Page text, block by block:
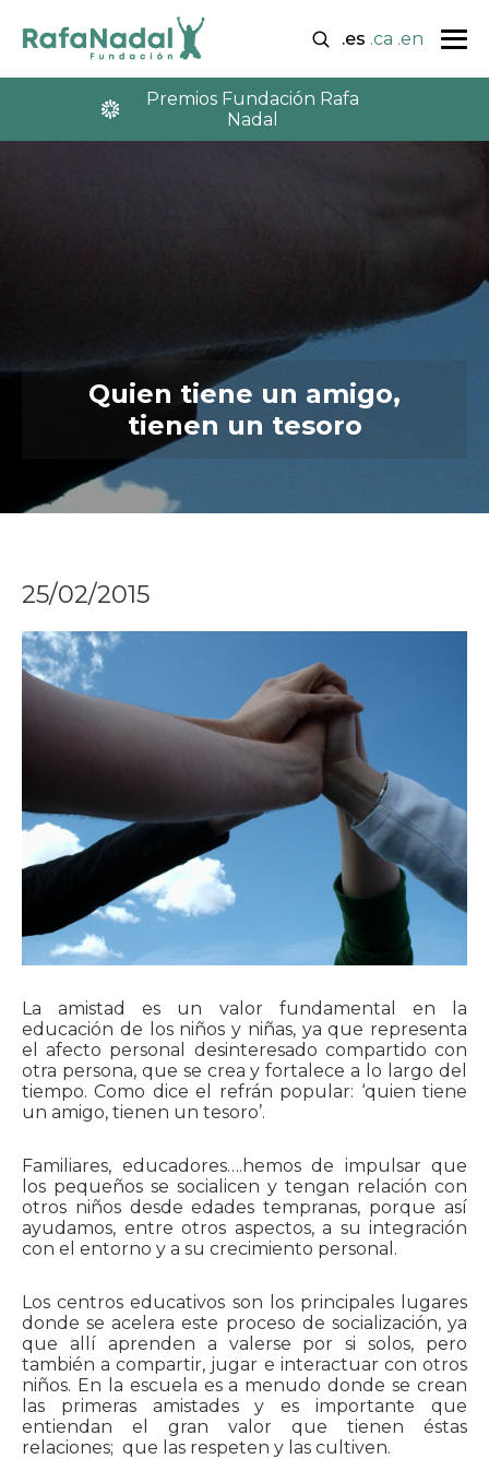
.es .ca .en
Premios Fundación Rafa
Nadal
Quien tiene un amigo,
tienen un tesoro
25/02/2015
La amistad es un valor fundamental en la
educación de los niños y niñas, ya que representa
el afecto personal desinteresado compartido con
otra persona, que se crea y fortalece a lo largo del
tiempo. Como dice el refrán popular: ‘quien tiene
un amigo, tienen un tesoro’.
Familiares, educadores….hemos de impulsar que
los pequeños se socialicen y tengan relación con
otros niños desde edades tempranas, porque así
ayudamos, entre otros aspectos, a su integración
con el entorno y a su crecimiento personal.
Los centros educativos son los principales lugares
donde se acelera este proceso de socialización, ya
que allí aprenden a valerse por si solos, pero
también a compartir, jugar e interactuar con otros
niños. En la escuela es a menudo donde se crean
las primeras amistades y es importante que
entiendan el gran valor que tienen éstas
relaciones; que las respeten y las cultiven.